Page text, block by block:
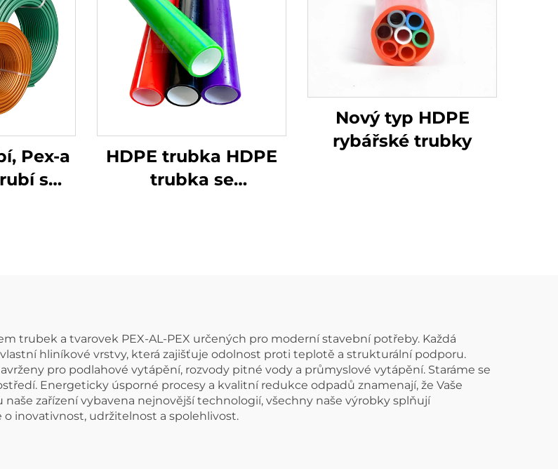
Pex-a
s
HDPE trubka HDPE
trubka se
Nový typ HDPE
rybářské trubky
trubek a tvarovek PEX-AL-PEX určených pro moderní stavební potřeby. Každá
hliníkové vrstvy, která zajišťuje odolnost proti teplotě a strukturální podporu.
pro podlahové vytápění, rozvody pitné vody a průmyslové vytápění. Staráme se
Energeticky úsporné procesy a kvalitní redukce odpadů znamenají, že Vaše
zařízení vybavena nejnovější technologií, všechny naše výrobky splňují
inovativnost, udržitelnost a spolehlivost.